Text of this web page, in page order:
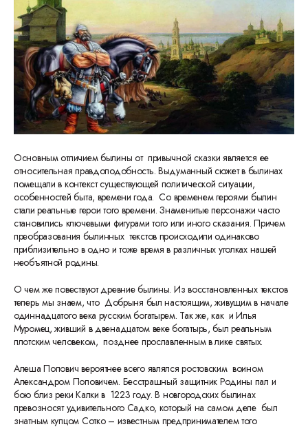
Основным отличием былины от привычной сказки является ее
относительная правдоподобность. Выдуманный сюжет в былинах
помещали в контекст существующей политической ситуации,
особенностей быта, времени года. Со временем героями былин
стали реальные герои того времени. Знаменитые персонажи часто
становились ключевыми фигурами того или иного сказания. Причем
преобразования былинных текстов происходили одинаково
приблизительно в одно и тоже время в различных уголках нашей
необъятной родины.
О чем же повествуют древние былины. Из восстановленных текстов
теперь мы знаем, что Добрыня был настоящим, живущим в начале
одиннадцатого века русским богатырем. Так же, как и Илья
Муромец, живший в двенадцатом веке богатырь, был реальным
плотским человеком, позднее прославленным в лике святых.
Алеша Попович вероятнее всего являлся ростовским воином
Александром Поповичем. Бесстрашный защитник Родины пал и
бою близ реки Калки в 1223 году. В новгородских былинах
превозносят удивительного Садко, который на самом деле был
знатным купцом Сотко – известным предпринимателем того